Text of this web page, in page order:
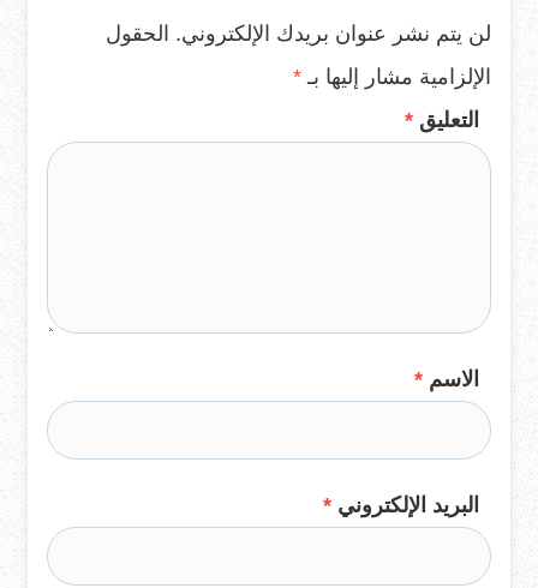
لن يتم نشر عنوان بريدك الإلكتروني. الحقول
الإلزامية مشار إليها بـ *
التعليق *
الاسم *
البريد الإلكتروني *